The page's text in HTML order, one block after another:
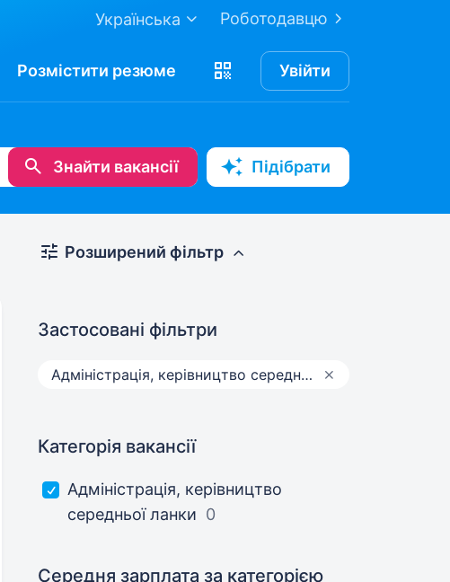
Роботодавцю
Українська
Розмістити резюме Увійти
Знайти вакансії Підібрати
Розширений фільтр
Застосовані фільтри
Адмiнiстрацiя, керівництво середньої ланки
Категорія вакансії
Адмiнiстрацiя, керівництво
середньої ланки 0
Середня зарплата за категорією